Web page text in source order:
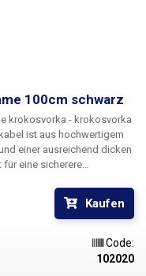
100cm schwarz
krokosvorka - krokosvorka
ist aus hochwertigem
einer ausreichend dicken
eine sicherere
handhaben. Geeignet für
Anschlussklemmen und
Kaufen
Code:
102020